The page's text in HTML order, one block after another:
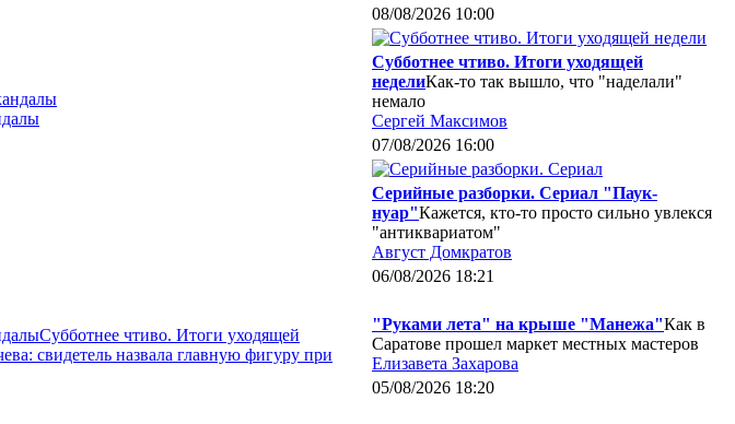
Субботнее чтиво. Итоги уходящей
свидетель назвала главную фигуру при
08/08/2026 10:00
Субботнее чтиво. Итоги уходящей
неделиКак-то так вышло, что "наделали"
немало
Сергей Максимов
07/08/2026 16:00
Серийные разборки. Сериал "Паук-
нуар"Кажется, кто-то просто сильно увлекся
"антиквариатом"
Август Домкратов
06/08/2026 18:21
"Руками лета" на крыше "Манежа"Как в
Саратове прошел маркет местных мастеров
Елизавета Захарова
05/08/2026 18:20